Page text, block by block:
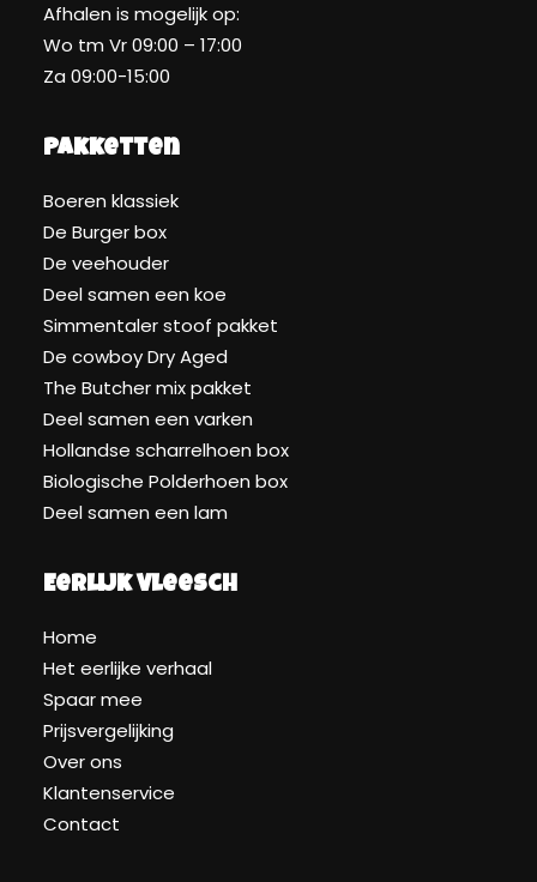
Afhalen is mogelijk op:
Wo tm Vr 09:00 – 17:00
Za 09:00-15:00
Pakketten
Boeren klassiek
De Burger box
De veehouder
Deel samen een koe
Simmentaler stoof pakket
De cowboy Dry Aged
The Butcher mix pakket
Deel samen een varken
Hollandse scharrelhoen box
Biologische Polderhoen box
Deel samen een lam
Eerlijk Vleesch
Home
Het eerlijke verhaal
Spaar mee
Prijsvergelijking
Over ons
Klantenservice
Contact